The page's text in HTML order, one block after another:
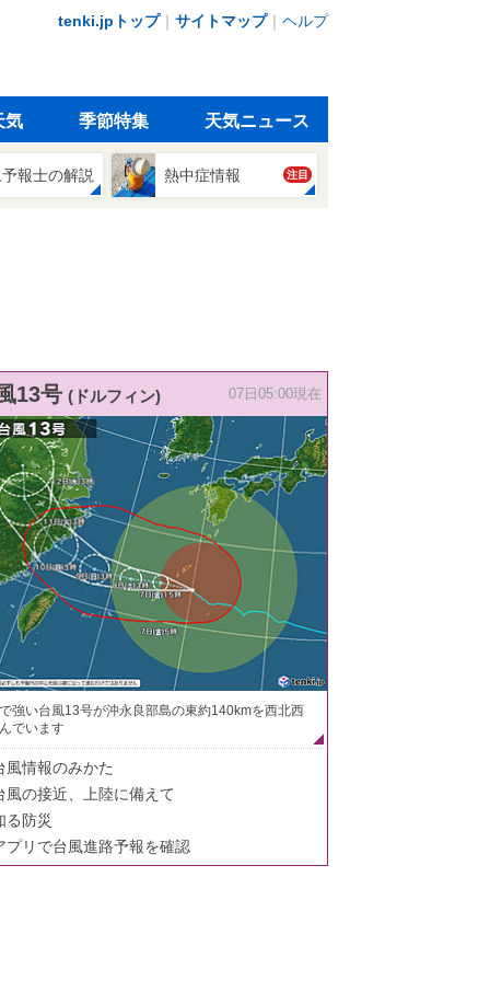
tenki.jpトップ｜ サイトマップ｜ ヘルプ
気 季節特集 天気ニュース
報士の解説 熱中症情報 注目
13号 (ドルフィン) 07日05:00現在
強い台風13号が沖永良部島の東約140kmを西北西
でいます
風情報のみかた
風の接近、上陸に備えて
る防災
プリで台風進路予報を確認